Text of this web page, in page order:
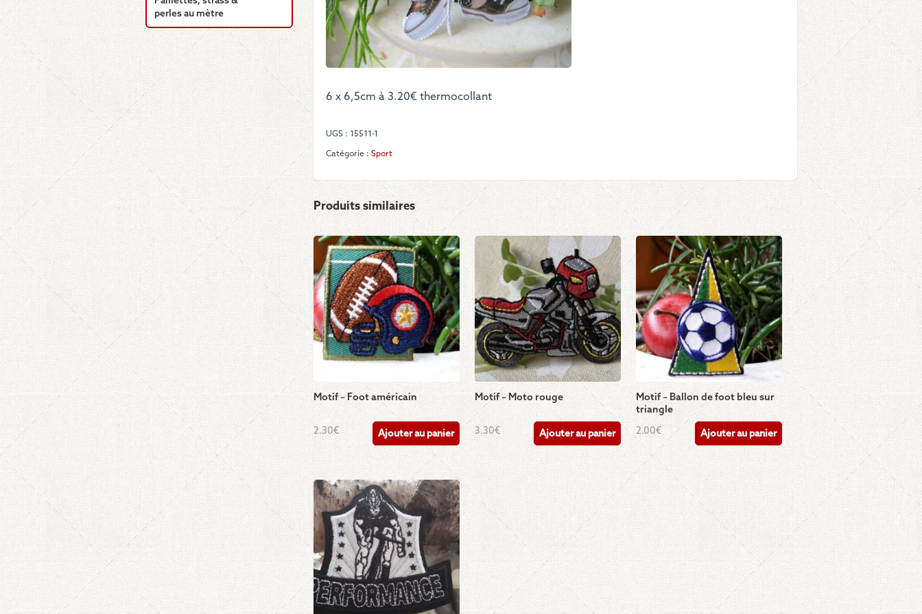
6 x 6,5cm à 3.20€ thermocollant
UGS : 15511-1
Catégorie : Sport
Produits similaires
Motif – Foot américain
2.30€ Ajouter au panier
Motif – Moto rouge
3.30€ Ajouter au panier
Motif – Ballon de foot bleu sur
triangle
2.00€ Ajouter au panier
perles au mètre